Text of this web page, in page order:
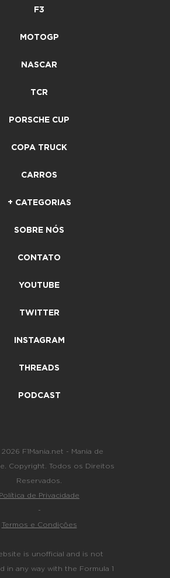
F3
MOTOGP
NASCAR
TCR
PORSCHE CUP
COPA TRUCK
CARROS
+ CATEGORIAS
SOBRE NÓS
CONTATO
YOUTUBE
TWITTER
INSTAGRAM
THREADS
PODCAST
F1Mania.net - Mania de
Copyright. Todos os Direitos
Reservados.
Política de Privacidade
-
Termos e Condições
is unofficial and is not
in any way with the Formula 1